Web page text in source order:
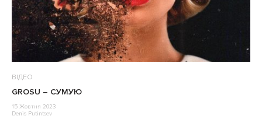
ВІДЕО
GROSU – СУМУЮ
15 Жовтня 2023
Denis Putintsev